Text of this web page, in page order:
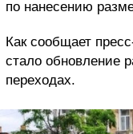
по нанесению
Как сообщает
стало обновление
переходах.